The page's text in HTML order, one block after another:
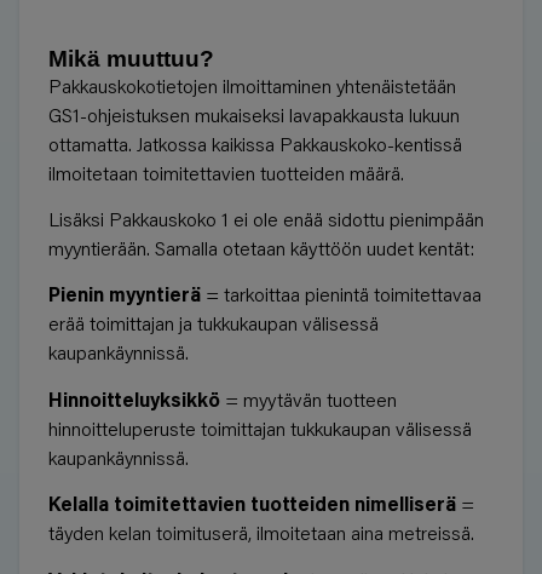
Mikä muuttuu?
Pakkauskokotietojen ilmoittaminen yhtenäistetään
GS1-ohjeistuksen mukaiseksi lavapakkausta lukuun
ottamatta. Jatkossa kaikissa Pakkauskoko-kentissä
ilmoitetaan toimitettavien tuotteiden määrä.
Lisäksi Pakkauskoko 1 ei ole enää sidottu pienimpään
myyntierään. Samalla otetaan käyttöön uudet kentät:
Pienin myyntierä = tarkoittaa pienintä toimitettavaa
erää toimittajan ja tukkukaupan välisessä
kaupankäynnissä.
Hinnoitteluyksikkö = myytävän tuotteen
hinnoitteluperuste toimittajan tukkukaupan välisessä
kaupankäynnissä.
Kelalla toimitettavien tuotteiden nimelliserä =
täyden kelan toimituserä, ilmoitetaan aina metreissä.